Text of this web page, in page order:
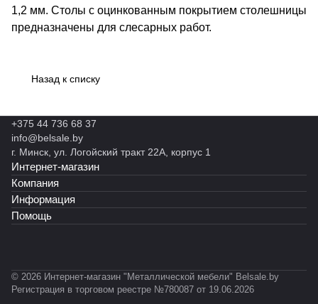
1,2 мм. Столы с оцинкованным покрытием столешницы
предназначены для слесарных работ.
Назад к списку
+375 44 736 68 37
info@belsale.by
г. Минск, ул. Логойский тракт 22А, корпус 1
Интернет-магазин
Компания
Информация
Помощь
© 2026 Интернет-магазин "Металлической мебели" Belsale.by
Регистрация в торговом реестре №780087 от 19.06.2026